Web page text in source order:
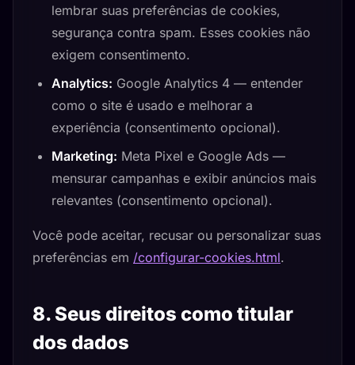
lembrar suas preferências de cookies,
segurança contra spam. Esses cookies não
exigem consentimento.
Analytics: Google Analytics 4 — entender
como o site é usado e melhorar a
experiência (consentimento opcional).
Marketing: Meta Pixel e Google Ads —
mensurar campanhas e exibir anúncios mais
relevantes (consentimento opcional).
Você pode aceitar, recusar ou personalizar suas
preferências em /configurar-cookies.html.
8. Seus direitos como titular
dos dados